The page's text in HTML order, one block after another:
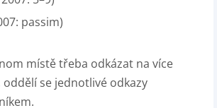
passim)
místě třeba odkázat na více
se jednotlivé odkazy